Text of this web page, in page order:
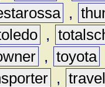
,
,
, toyota
,